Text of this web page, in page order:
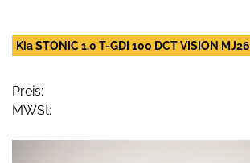
Kia STONIC 1.0 T-GDI 100 DCT VISION
Preis:
MWSt: